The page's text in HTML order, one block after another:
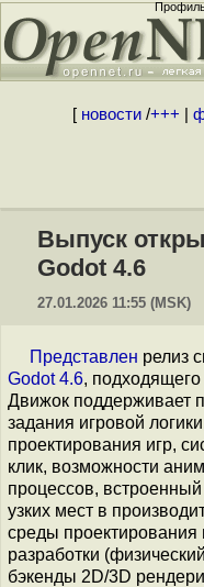
[ новости/+++
Выпуск
Godot 4.6
27.01.2026 11:55 (MSK)
Представлен релиз
Godot 4.6, подходящего
Движок поддерживает
задания игровой
проектирования игр,
клик, возможности
процессов,
узких мест в
среды проектирования
разработки
бэкенды 2D/3D